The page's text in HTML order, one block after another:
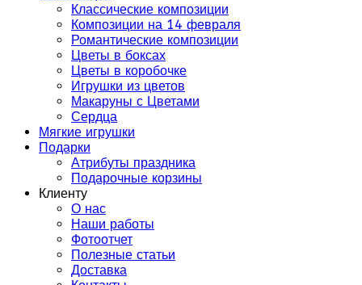
Классические композиции
Композиции на 14 февраля
Романтические композиции
Цветы в боксах
Цветы в коробочке
Игрушки из цветов
Макаруны с Цветами
Сердца
Мягкие игрушки
Подарки
Атрибуты праздника
Подарочные корзины
Клиенту
О нас
Наши работы
Фотоотчет
Полезные статьи
Доставка